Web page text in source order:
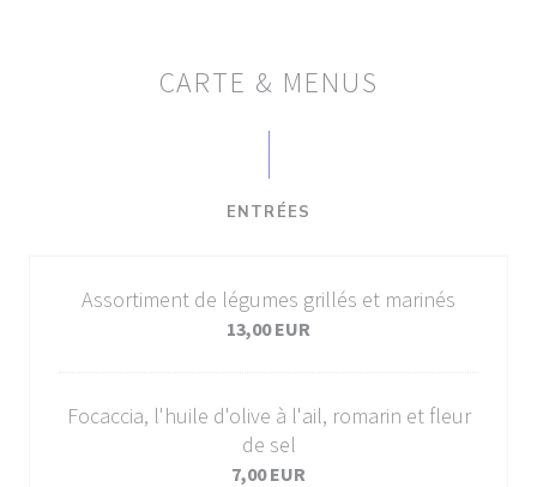
CARTE & MENUS
ENTRÉES
Assortiment de légumes grillés et marinés
13,00 EUR
Focaccia, l'huile d'olive à l'ail, romarin et fleur
de sel
7,00 EUR